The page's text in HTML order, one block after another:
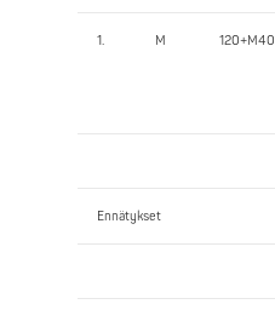
1. M 120+M40
Ennätykset